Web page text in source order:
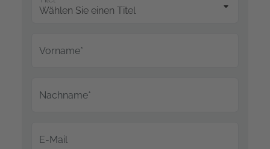
Vorname*
Nachname*
E-Mail